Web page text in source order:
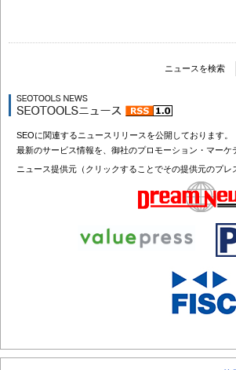
ニュースを検索
SEOに関連するニュースリリースを公開しております。
最新のサービス情報を、御社のプロモーション・マー
ニュース提供元（クリックすることでその提供元のプレ